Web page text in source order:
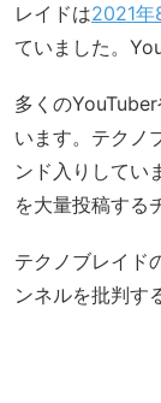
レイドは2021年
ていました。
多くの
います。テクノ
ンド入りしてい
を大量投稿する
テクノブレイド
ンネルを批判す